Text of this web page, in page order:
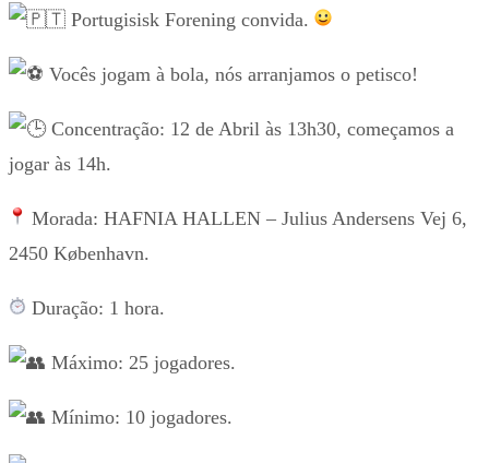
Portugisisk Forening convida.
Vocês jogam à bola, nós arranjamos o petisco!
Concentração: 12 de Abril às 13h30, começamos a
jogar às 14h.
Morada: HAFNIA HALLEN – Julius Andersens Vej 6,
2450 København.
Duração: 1 hora.
Máximo: 25 jogadores.
Mínimo: 10 jogadores.